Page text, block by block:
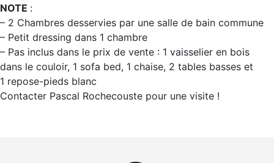
NOTE :
– 2 Chambres desservies par une salle de bain commune
– Petit dressing dans 1 chambre
– Pas inclus dans le prix de vente : 1 vaisselier en bois
dans le couloir, 1 sofa bed, 1 chaise, 2 tables basses et
1 repose-pieds blanc
Contacter Pascal Rochecouste pour une visite !